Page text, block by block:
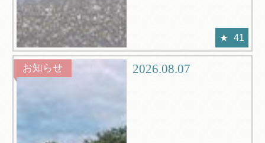
41
お知らせ 2026.08.07